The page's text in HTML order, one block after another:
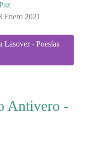
Enero 2021
Lasover - Poesías
Antivero -